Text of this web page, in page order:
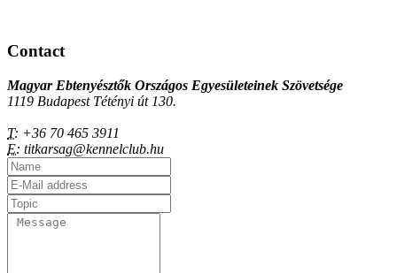
Contact
Magyar Ebtenyésztők Országos Egyesületeinek Szövetsége
1119 Budapest Tétényi út 130.
T: +36 70 465 3911
E: titkarsag@kennelclub.hu